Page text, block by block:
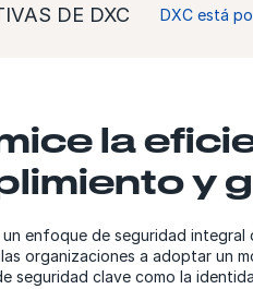
DE DXC DXC está
la
y
enfoque de seguridad
organizaciones a adoptar un
seguridad clave como la